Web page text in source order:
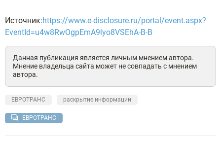
Источник:https://www.e-disclosure.ru/portal/event.aspx?
EventId=u4w8RwOgpEmA9lyo8VSEhA-B-B
Данная публикация является личным мнением автора.
Мнение владельца сайта может не совпадать с мнением
автора.
ЕВРОТРАНС раскрытие информации
ЕВРОТРАНС